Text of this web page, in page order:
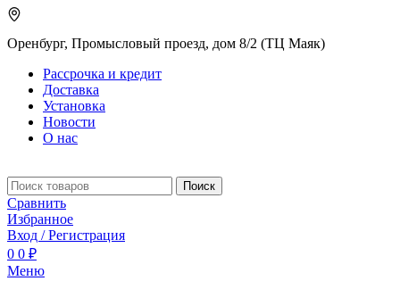
Оренбург, Промысловый проезд, дом 8/2 (ТЦ Маяк)
Рассрочка и кредит
Доставка
Установка
Новости
О нас
Поиск
Сравнить
Избранное
Вход / Регистрация
0 0 ₽
Меню